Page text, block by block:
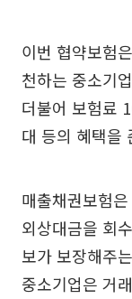
이번 협약보험
천하는 중소기
더불어 보험료
대 등의 혜택을
매출채권보험
외상대금을 회
보가 보장해주
중소기업은 거